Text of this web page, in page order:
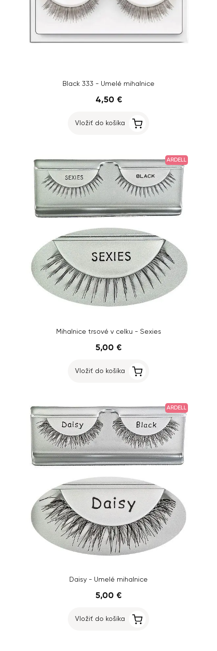
Black 333 - Umelé mihalnice
4,50 €
Vložiť do košíka
ARDELL
Mihalnice trsové v celku - Sexies
5,00 €
Vložiť do košíka
ARDELL
Daisy - Umelé mihalnice
5,00 €
Vložiť do košíka